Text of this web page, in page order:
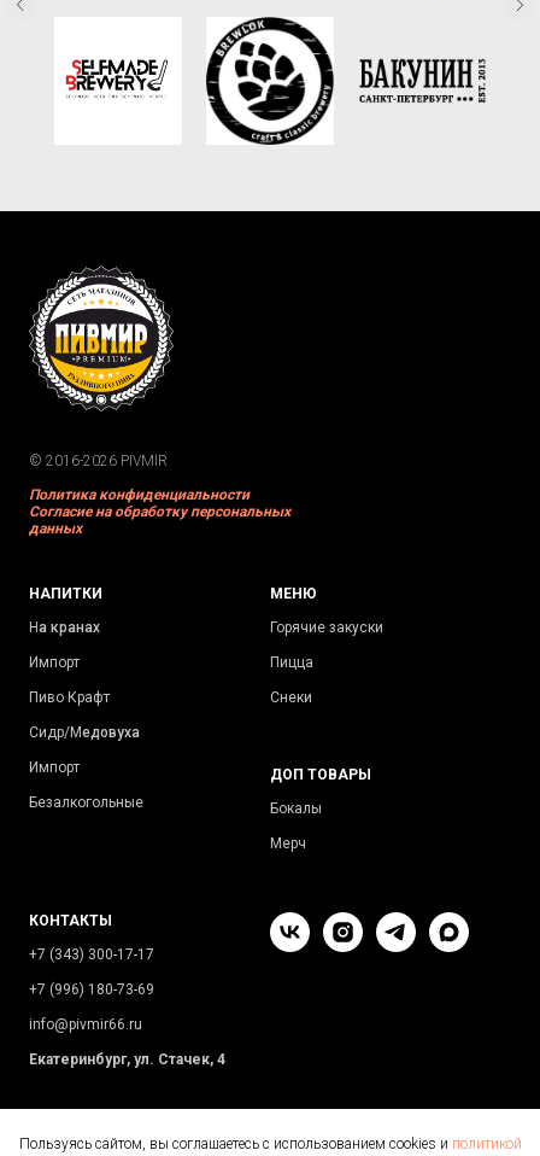
© 2016-2026 PIVMIR
Политика конфиденциальности
Согласие на обработку персональных
данных
НАПИТКИ
На кранах
Импорт
Пиво Крафт
Сидр/Медовуха
Импорт
Безалкогольные
МЕНЮ
Горячие закуски
Пицца
Снеки
ДОП ТОВАРЫ
Бокалы
Мерч
КОНТАКТЫ
+7 (343) 300-17-17
+7 (996) 180-73-69
info@pivmir66.ru
Екатеринбург, ул. Стачек, 4
Пользуясь сайтом, вы соглашаетесь с использованием cookies и политикой